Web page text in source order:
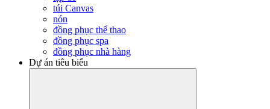
túi Canvas
nón
đồng phục thể thao
đồng phục spa
đồng phục nhà hàng
Dự án tiêu biểu